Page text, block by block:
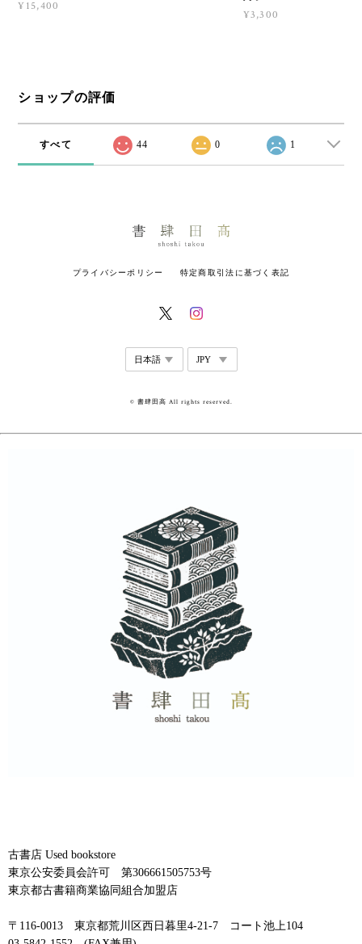
¥15,400
¥3,300
ショップの評価
すべて 44 0 1
プライバシーポリシー 特定商取引法に基づく表記
© 書肆田高 All rights reserved.
古書店 Used bookstore
東京公安委員会許可 第306661505753号
東京都古書籍商業協同組合加盟店
〒116-0013 東京都荒川区西日暮里4-21-7 コート池上104